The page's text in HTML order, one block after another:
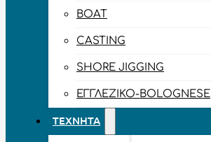
BOAT
CASTING
SHORE JIGGING
ΕΓΓΛΈΖΙΚΟ-BOLOGNESE
ΤΕΧΝΗΤΆ